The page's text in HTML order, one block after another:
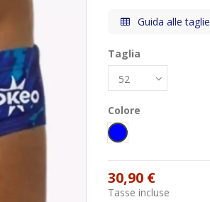
Guida alle taglie
Taglia
Colore
Blu
30,90 €
Tasse incluse